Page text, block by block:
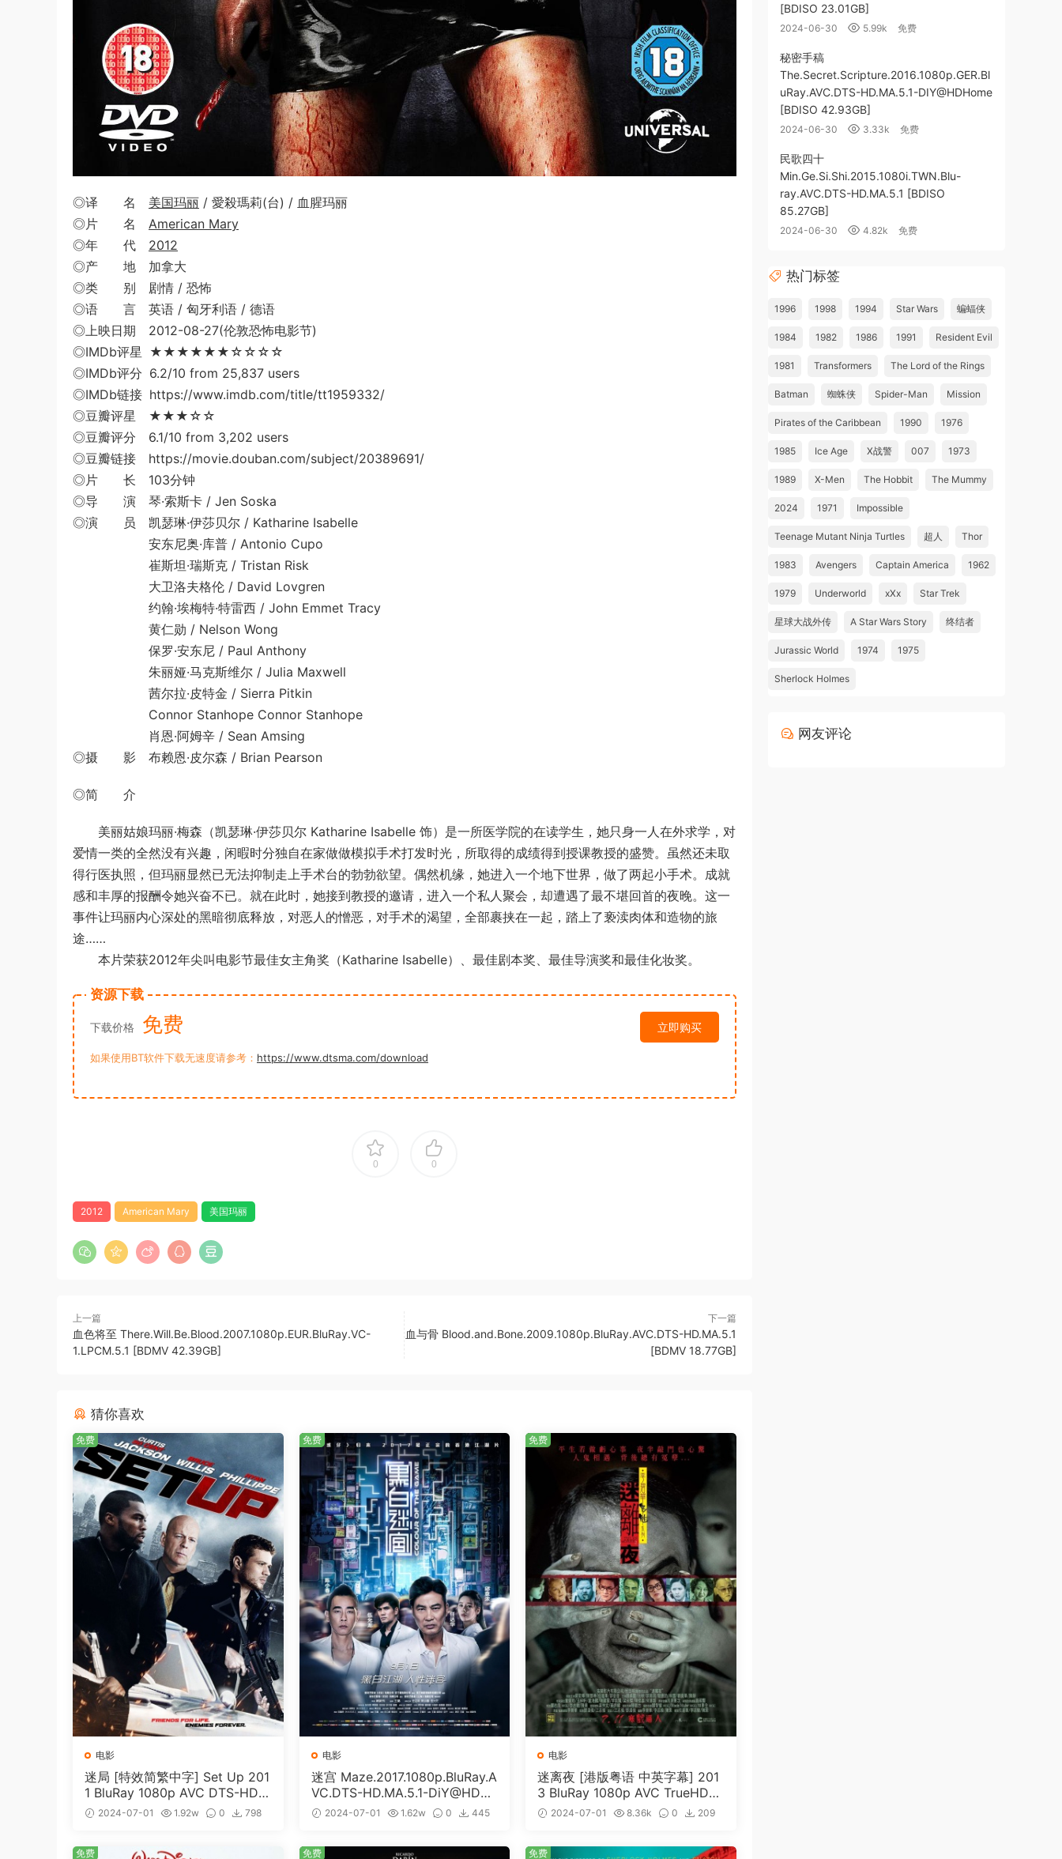
◎译 名 美国玛丽 / 愛殺瑪莉(台) / 血腥玛丽
◎片 名 American Mary
◎年 代 2012
◎产 地 加拿大
◎类 别 剧情 / 恐怖
◎语 言 英语 / 匈牙利语 / 德语
◎上映日期 2012-08-27(伦敦恐怖电影节)
◎IMDb评星 ★★★★★★☆☆☆☆
◎IMDb评分 6.2/10 from 25,837 users
◎IMDb链接 https://www.imdb.com/title/tt1959332/
◎豆瓣评星 ★★★☆☆
◎豆瓣评分 6.1/10 from 3,202 users
◎豆瓣链接 https://movie.douban.com/subject/20389691/
◎片 长 103分钟
◎导 演 琴·索斯卡 / Jen Soska
◎演 员 凯瑟琳·伊莎贝尔 / Katharine Isabelle
安东尼奥·库普 / Antonio Cupo
崔斯坦·瑞斯克 / Tristan Risk
大卫洛夫格伦 / David Lovgren
约翰·埃梅特·特雷西 / John Emmet Tracy
黄仁勋 / Nelson Wong
保罗·安东尼 / Paul Anthony
朱丽娅·马克斯维尔 / Julia Maxwell
茜尔拉·皮特金 / Sierra Pitkin
Connor Stanhope Connor Stanhope
肖恩·阿姆辛 / Sean Amsing
◎摄 影 布赖恩·皮尔森 / Brian Pearson
◎简 介
美丽姑娘玛丽·梅森（凯瑟琳·伊莎贝尔 Katharine Isabelle 饰）是一所医学院的在读学生，她只身一人在外求学，对
爱情一类的全然没有兴趣，闲暇时分独自在家做做模拟手术打发时光，所取得的成绩得到授课教授的盛赞。虽然还未取
得行医执照，但玛丽显然已无法抑制走上手术台的勃勃欲望。偶然机缘，她进入一个地下世界，做了两起小手术。成就
感和丰厚的报酬令她兴奋不已。就在此时，她接到教授的邀请，进入一个私人聚会，却遭遇了最不堪回首的夜晚。这一
事件让玛丽内心深处的黑暗彻底释放，对恶人的憎恶，对手术的渴望，全部裹挟在一起，踏上了亵渎肉体和造物的旅
途……
本片荣获2012年尖叫电影节最佳女主角奖（Katharine Isabelle）、最佳剧本奖、最佳导演奖和最佳化妆奖。
资源下载
下载价格 免费 立即购买
如果使用BT软件下载无速度请参考： https://www.dtsma.com/download
0 0
2012 American Mary 美国玛丽
上一篇
血色将至 There.Will.Be.Blood.2007.1080p.EUR.BluRay.VC-
1.LPCM.5.1 [BDMV 42.39GB]
下一篇
血与骨 Blood.and.Bone.2009.1080p.BluRay.AVC.DTS-HD.MA.5.1
[BDMV 18.77GB]
猜你喜欢
电影
迷局 [特效简繁中字] Set Up 201
1 BluRay 1080p AVC DTS-HD
MA5.1-shhaclm@CHDBits [BDI
2024-07-01 1.92w 0
798
免费
电影
迷宫 Maze.2017.1080p.BluRay.A
VC.DTS-HD.MA.5.1-DiY@HDHo
me [BDISO 19.7GB]
2024-07-01 1.62w 0
445
免费
电影
迷离夜 [港版粤语 中英字幕] 201
3 BluRay 1080p AVC TrueHD5.
1 [BDISO 22.64GB]
2024-07-01 8.36k 0
209
免费
免费 免费 免费
[BDISO 23.01GB]
2024-06-30 5.99k 免费
秘密手稿
The.Secret.Scripture.2016.1080p.GER.Bl
uRay.AVC.DTS-HD.MA.5.1-DIY@HDHome
[BDISO 42.93GB]
2024-06-30 3.33k 免费
民歌四十
Min.Ge.Si.Shi.2015.1080i.TWN.Blu-
ray.AVC.DTS-HD.MA.5.1 [BDISO
85.27GB]
2024-06-30 4.82k 免费
热门标签
1996 1998 1994 Star Wars 蝙蝠侠
1984 1982 1986 1991 Resident Evil
1981 Transformers The Lord of the Rings
Batman 蜘蛛侠 Spider-Man Mission
Pirates of the Caribbean 1990 1976
1985 Ice Age X战警 007 1973
1989 X-Men The Hobbit The Mummy
2024 1971 Impossible
Teenage Mutant Ninja Turtles 超人 Thor
1983 Avengers Captain America 1962
1979 Underworld xXx Star Trek
星球大战外传 A Star Wars Story 终结者
Jurassic World 1974 1975
Sherlock Holmes
网友评论